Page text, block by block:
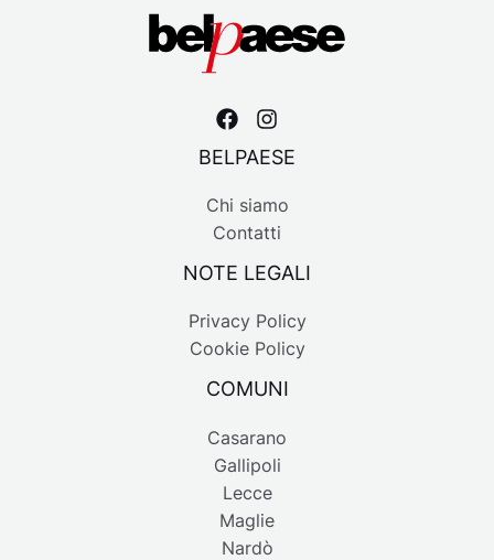
BELPAESE
Chi siamo
Contatti
NOTE LEGALI
Privacy Policy
Cookie Policy
COMUNI
Casarano
Gallipoli
Lecce
Maglie
Nardò